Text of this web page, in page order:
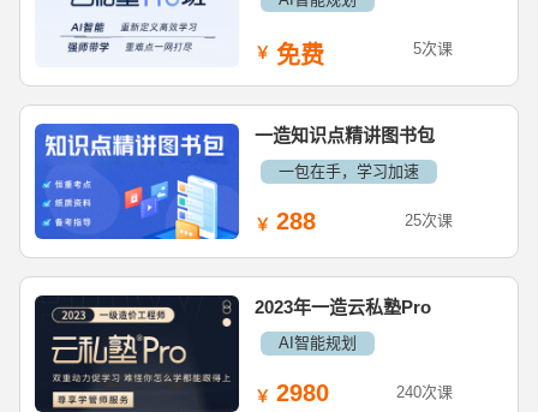
免费 5次课
一造知识点精讲图书包
一包在手，学习加速
288 25次课
2023年一造云私塾Pro
AI智能规划
2980 240次课